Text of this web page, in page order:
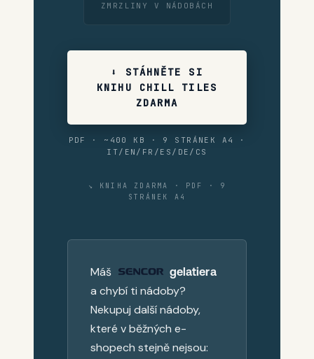
ZMRZLINY V NÁDOBÁCH
⬇ STÁHNĚTE SI
KNIHU CHILL TILES
ZDARMA
PDF · ~400 KB · 9 STRÁNEK A4 ·
IT/EN/FR/ES/DE/CS
↘ KNIHA ZDARMA · PDF · 9
STRÁNEK A4
Máš gelatiera
a chybí ti nádoby?
Nekupuj další nádoby,
které v běžných e-
shopech stejně nejsou: